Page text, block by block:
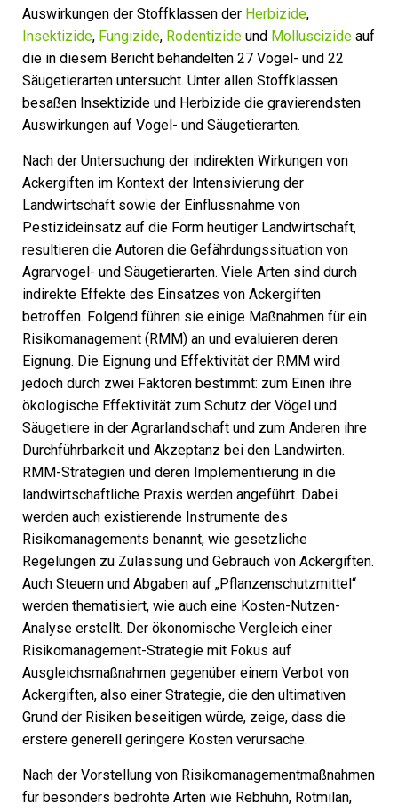
Auswirkungen der Stoffklassen der Herbizide,
Insektizide, Fungizide, Rodentizide und Molluscizide auf
die in diesem Bericht behandelten 27 Vogel- und 22
Säugetierarten untersucht. Unter allen Stoffklassen
besaßen Insektizide und Herbizide die gravierendsten
Auswirkungen auf Vogel- und Säugetierarten.
Nach der Untersuchung der indirekten Wirkungen von
Ackergiften im Kontext der Intensivierung der
Landwirtschaft sowie der Einflussnahme von
Pestizideinsatz auf die Form heutiger Landwirtschaft,
resultieren die Autoren die Gefährdungssituation von
Agrarvogel- und Säugetierarten. Viele Arten sind durch
indirekte Effekte des Einsatzes von Ackergiften
betroffen. Folgend führen sie einige Maßnahmen für ein
Risikomanagement (RMM) an und evaluieren deren
Eignung. Die Eignung und Effektivität der RMM wird
jedoch durch zwei Faktoren bestimmt: zum Einen ihre
ökologische Effektivität zum Schutz der Vögel und
Säugetiere in der Agrarlandschaft und zum Anderen ihre
Durchführbarkeit und Akzeptanz bei den Landwirten.
RMM-Strategien und deren Implementierung in die
landwirtschaftliche Praxis werden angeführt. Dabei
werden auch existierende Instrumente des
Risikomanagements benannt, wie gesetzliche
Regelungen zu Zulassung und Gebrauch von Ackergiften.
Auch Steuern und Abgaben auf „Pflanzenschutzmittel“
werden thematisiert, wie auch eine Kosten-Nutzen-
Analyse erstellt. Der ökonomische Vergleich einer
Risikomanagement-Strategie mit Fokus auf
Ausgleichsmaßnahmen gegenüber einem Verbot von
Ackergiften, also einer Strategie, die den ultimativen
Grund der Risiken beseitigen würde, zeige, dass die
erstere generell geringere Kosten verursache.
Nach der Vorstellung von Risikomanagementmaßnahmen
für besonders bedrohte Arten wie Rebhuhn, Rotmilan,